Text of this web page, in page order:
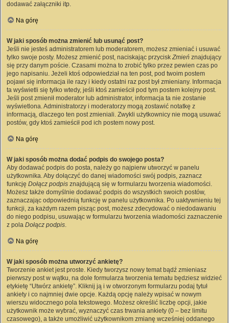
dodawać załączniki itp.
Na górę
W jaki sposób można zmienić lub usunąć post?
Jeśli nie jesteś administratorem lub moderatorem, możesz zmieniać i usuwać
tylko swoje posty. Możesz zmienić post, naciskając przyciskZmień znajdujący
się przy danym poście. Czasami można to zrobić tylko przez pewien czas po
jego napisaniu. Jeżeli ktoś odpowiedział na ten post, pod twoim postem
pojawi się informacja ile razy i kiedy ostatni raz post był zmieniany. Informacja
ta wyświetli się tylko wtedy, jeśli ktoś zamieścił pod tym postem kolejny post.
Jeśli post zmienił moderator lub administrator, informacja ta nie zostanie
wyświetlona. Administratorzy i moderatorzy mogą zostawić notatkę z
informacją, dlaczego ten post zmieniali. Zwykli użytkownicy nie mogą usuwać
postów, gdy ktoś zamieścił pod ich postem nowy post.
Na górę
W jaki sposób można dodać podpis do swojego posta?
Aby dodawać podpis do posta, należy go najpierw utworzyć w panelu
użytkownika. Aby dołączyć do danej wiadomości swój podpis, zaznacz
funkcję Dołącz podpis znajdującą się w formularzu tworzenia wiadomości.
Możesz także domyślnie dodawać podpis do wszystkich swoich postów,
zaznaczając odpowiednią funkcję w panelu użytkownika. Po uaktywnieniu tej
funkcji, za każdym razem pisząc post, możesz zdecydować o niedodawaniu
do niego podpisu, usuwając w formularzu tworzenia wiadomości zaznaczenie
z pola Dołącz podpis.
Na górę
W jaki sposób można utworzyć ankietę?
Tworzenie ankiet jest proste. Kiedy tworzysz nowy temat bądź zmieniasz
pierwszy post w wątku, na dole formularza tworzenia tematu będziesz widzieć
etykietę “Utwórz ankietę”. Kliknij ją i w otworzonym formularzu podaj tytuł
ankiety i co najmniej dwie opcje. Każdą opcję należy wpisać w nowym
wierszu widocznego pola tekstowego. Możesz określić liczbę opcji, jakie
użytkownik może wybrać, wyznaczyć czas trwania ankiety (0 – bez limitu
czasowego), a także umożliwić użytkownikom zmianę wcześniej oddanego